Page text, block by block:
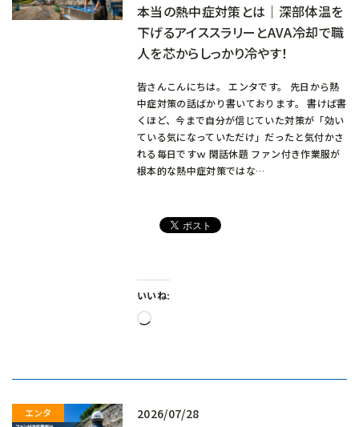
本当の熱中症対策とは｜深部体温を
下げるアイススラリーとAVA冷却で職
人を芯からしっかり冷やす！
皆さんこんにちは。 エンタです。 先日から熱
中症対策の話ばかり書いております。 書けば書
くほど、今まで自分が信じていた対策が「効い
ている気になっていただけ」だったと気付かさ
れる毎日ですｗ 閑話休題 ファン付き作業服が
根本的な熱中症対策ではな…
いいね:
読
2026/07/28